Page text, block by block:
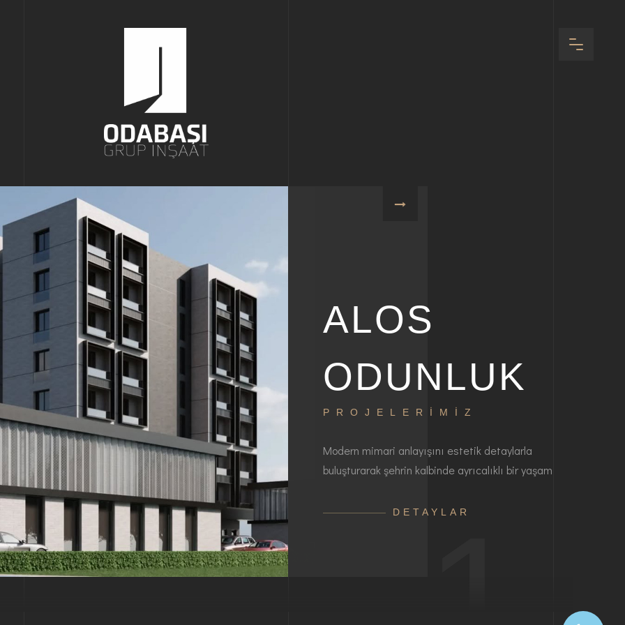
ALOS
ODUNLUK
PROJELERİMİZ
Modern mimari anlayışını estetik detaylarla
buluşturarak şehrin kalbinde ayrıcalıklı bir yaşam
DETAYLAR